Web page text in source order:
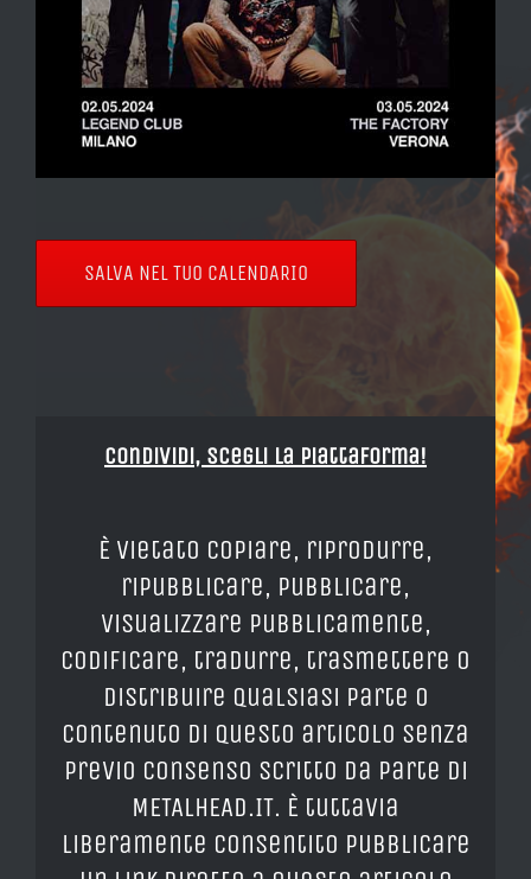
SALVA NEL TUO CALENDARIO
Condividi, Scegli la piattaforma!
È vietato copiare, riprodurre,
ripubblicare, pubblicare,
visualizzare pubblicamente,
codificare, tradurre, trasmettere o
distribuire qualsiasi parte o
contenuto di questo articolo senza
previo consenso scritto da parte di
METALHEAD.IT. È tuttavia
liberamente consentito pubblicare